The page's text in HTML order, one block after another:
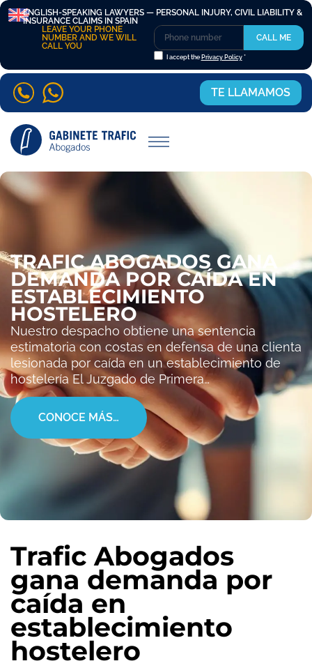
ENGLISH-SPEAKING LAWYERS — PERSONAL INJURY, CIVIL LIABILITY &
INSURANCE CLAIMS IN SPAIN
LEAVE YOUR PHONE
NUMBER AND WE WILL
CALL YOU
I accept the Privacy Policy*
CALL ME
TE LLAMAMOS
TRAFIC ABOGADOS GANA
DEMANDA POR CAÍDA EN
ESTABLECIMIENTO
HOSTELERO
Nuestro despacho obtiene una sentencia
estimatoria con costas en defensa de una clienta
lesionada por caída en un establecimiento de
hostelería El Juzgado de Primera…
CONOCE MÁS…
Trafic Abogados
gana demanda por
caída en
establecimiento
hostelero